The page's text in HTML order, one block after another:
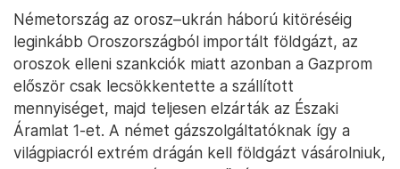
Németország az orosz–ukrán háború kitöréséig
leginkább Oroszországból importált földgázt, az
oroszok elleni szankciók miatt azonban a Gazprom
először csak lecsökkentette a szállított
mennyiséget, majd teljesen elzárták az Északi
Áramlat 1-et. A német gázszolgáltatóknak így a
világpiacról extrém drágán kell földgázt vásárolniuk,